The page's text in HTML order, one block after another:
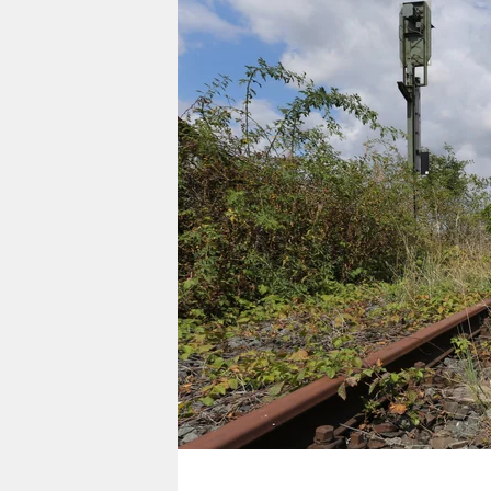
nord
wahrheit
verlag
verlag
veranstaltungen
shop
fragen & hilfe
unterstützen
abo
genossenschaft